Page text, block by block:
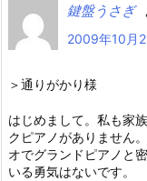
鍵盤うさぎ
2009年10月
＞通りがかり様
はじめまして。私も家
クピアノがありません
オでグランドピアノと
いる勇気はないです。